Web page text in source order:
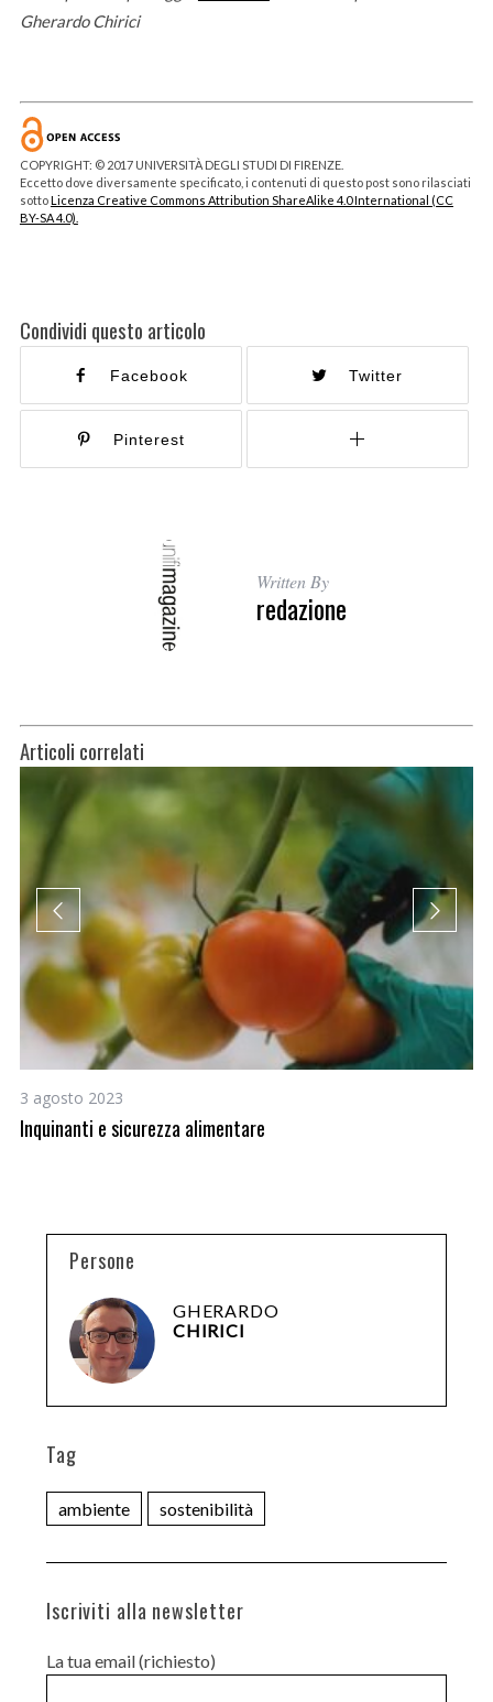
Gherardo Chirici
COPYRIGHT: © 2017 UNIVERSITÀ DEGLI STUDI DI FIRENZE.
Eccetto dove diversamente specificato, i contenuti di questo post sono rilasciati
sottoLicenza Creative Commons Attribution ShareAlike 4.0 International (CC
BY-SA 4.0).
Condividi questo articolo
Facebook Twitter
Pinterest
Written By
redazione
Articoli correlati
3 agosto 2023
Inquinanti e sicurezza alimentare
Persone
GHERARDO
CHIRICI
Tag
ambiente sostenibilità
Iscriviti alla newsletter
La tua email (richiesto)